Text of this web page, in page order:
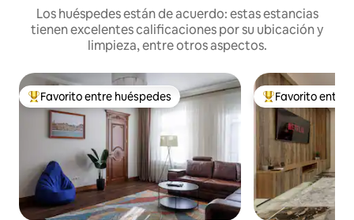
Los huéspedes están de acuerdo: estas estancias
tienen excelentes calificaciones por su ubicación y
limpieza, entre otros aspectos.
De los mejores en Favorito entre huéspedes
Favorito entre huéspedes De los mejores
Favorito entre